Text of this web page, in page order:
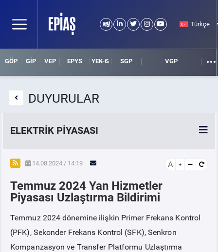
Türkçe
GÖP GİP VEP EPYS YEK-G SGP VGP
DUYURULAR
ELEKTRİK PİYASASI
SPOT ELEKTRİK PİYASALARI
ÖRNEK FİNANS BELGELERİ
VADELİ ELEKTRİK PİYASASI
PİYASAKAYITSÜRECİ
14.08.2024 / 14:19 A
Temmuz 2024 Yan Hizmetler
Piyasası Uzlaştırma Bildirimi
Temmuz 2024 dönemine ilişkin Primer Frekans Kontrol
(PFK), Sekonder Frekans Kontrol (SFK), Senkron
Kompanzasyon ve Transfer Platformu Uzlaştırma